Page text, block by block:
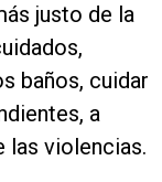
justo de la
baños, cuidar
a
las violencias.